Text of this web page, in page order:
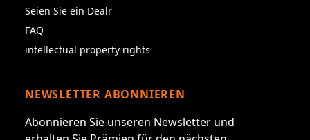
Seien Sie ein Dealr
FAQ
intellectual property rights
NEWSLETTER ABONNIEREN
Abonnieren Sie unseren Newsletter und